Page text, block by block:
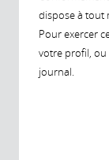
dispose à tout
Pour exercer
votre profil, ou
journal.